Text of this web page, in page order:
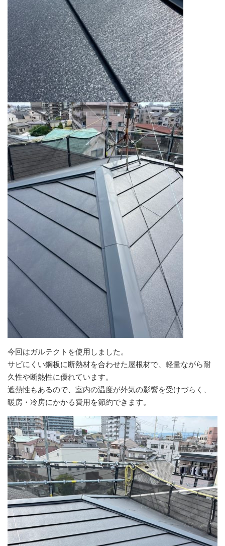
今回はガルテクトを使用しました。
サビにくい鋼板に断熱材を合わせた屋根材で、軽量ながら耐
久性や断熱性に優れています。
遮熱性もあるので、室内の温度が外気の影響を受けづらく、
暖房・冷房にかかる費用を節約できます。